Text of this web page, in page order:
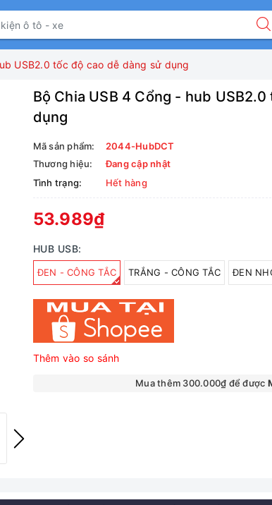
USB2.0 tốc độ cao dễ dàng sử dụng
Bộ Chia USB 4 Cổng - hub
dụng
Mã sản phẩm:
2044-HubDCT
Thương hiệu:
Đang cập nhật
Tình trạng:
Hết hàng
53.989₫
HUB USB:
ĐEN - CÔNG TẮC TRẮNG - CÔNG TẮC ĐEN
Thêm vào so sánh
Mua thêm 300.000₫ để được